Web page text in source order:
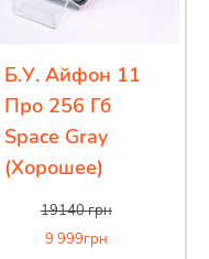
Б.У. Айфон 11
Про 256 Гб
Space Gray
(Хорошее)
19140грн
9 999грн